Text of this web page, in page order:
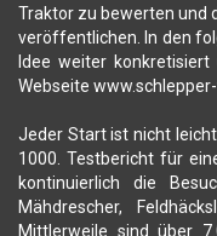
Traktor zu bewerten und
veröffentlichen. In den
Idee weiter
Webseite
Jeder Start ist nicht
1000. Testbericht für
kontinuierlich die
Mähdrescher,
Mittlerweile sind über